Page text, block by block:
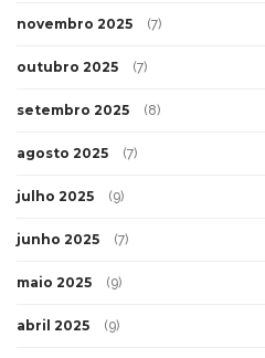
novembro 2025 (7)
outubro 2025 (7)
setembro 2025 (8)
agosto 2025 (7)
julho 2025 (9)
junho 2025 (7)
maio 2025 (9)
abril 2025 (9)